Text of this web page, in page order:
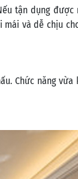
tận dụng
và dễ chịu
Chức năng